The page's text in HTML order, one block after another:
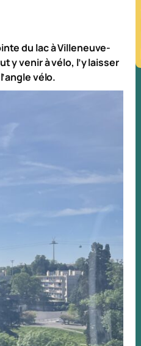
du lac à Villeneuve-
y venir à vélo, l’y laisser
vélo.